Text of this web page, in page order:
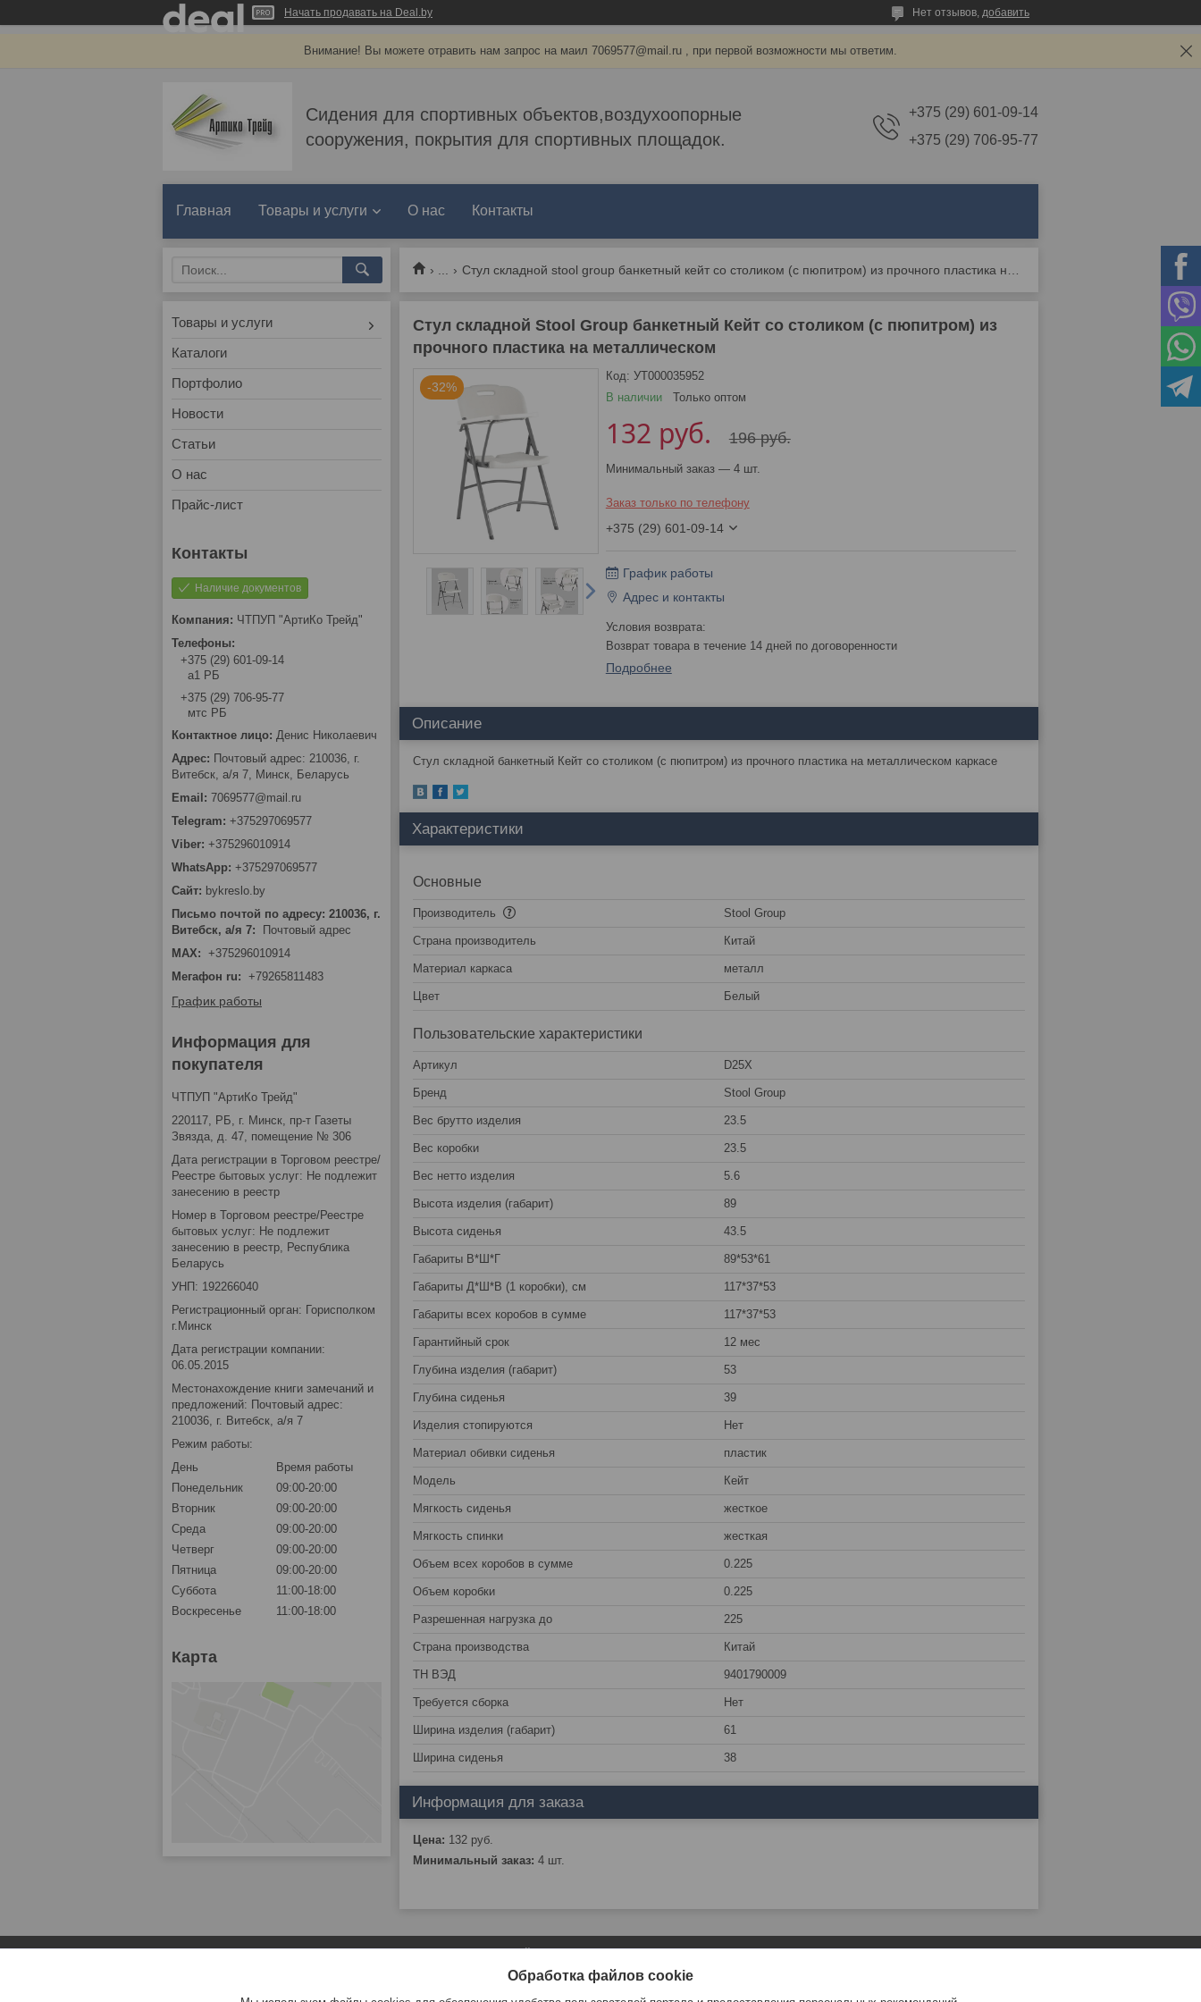
Начать продавать на Deal.by Нет отзывов, добавить
Внимание! Вы можете отравить нам запрос на маил 7069577@mail.ru , при первой возможности мы ответим.
Сидения для спортивных объектов,воздухоопорные
сооружения, покрытия для спортивных площадок.
+375 (29) 601-09-14
+375 (29) 706-95-77
Главная Товары и услуги О нас Контакты
Стул складной Stool Group банкетный Кейт со столиком (с пюпитром) из
прочного пластика на металлическом
-32%
В наличии Только оптом
Код: УТ000035952
196руб.
132 руб.
Минимальный заказ — 4 шт.
Заказ только по телефону
+375 (29) 601-09-14
График работы
Адрес и контакты
возврат товара в течение 14 дней по договоренности
Подробнее
Описание
Стул складной банкетный Кейт со столиком (с пюпитром) из прочного пластика на металлическом каркасе
Характеристики
Основные
Производитель Stool Group
Страна производитель Китай
Материал каркаса металл
Цвет Белый
Пользовательские характеристики
Артикул D25X
Бренд Stool Group
Вес брутто изделия 23.5
Вес коробки 23.5
Вес нетто изделия 5.6
Высота изделия (габарит) 89
Высота сиденья 43.5
Габариты В*Ш*Г 89*53*61
Габариты Д*Ш*В (1 коробки), см 117*37*53
Габариты всех коробов в сумме 117*37*53
Гарантийный срок 12 мес
Глубина изделия (габарит) 53
Глубина сиденья 39
Изделия стопируются Нет
Материал обивки сиденья пластик
Модель Кейт
Мягкость сиденья жесткое
Мягкость спинки жесткая
Объем всех коробов в сумме 0.225
Объем коробки 0.225
Разрешенная нагрузка до 225
Страна производства Китай
ТН ВЭД 9401790009
Требуется сборка Нет
Ширина изделия (габарит) 61
Ширина сиденья 38
Информация для заказа
Цена: 132 руб.
Минимальный заказ: 4 шт.
Товары и услуги
Каталоги
Портфолио
Новости
Статьи
О нас
Прайс-лист
Наличие документов
ЧТПУП "АртиКо Трейд"
+375 (29) 601-09-14
а1 РБ
+375 (29) 706-95-77
мтс РБ
Денис Николаевич
Почтовый адрес: 210036, г.
Витебск, а/я 7, Минск, Беларусь
7069577@mail.ru
+375297069577
+375296010914
+375297069577
bykreslo.by
Письмо почтой по адресу: 210036, г.
Витебск, а/я 7
Почтовый адрес
MAX
+375296010914
Мегафон ru
+79265811483
График работы
Информация для
покупателя
ЧТПУП "АртиКо Трейд"
220117, РБ, г. Минск, пр-т Газеты
Звязда, д. 47, помещение № 306
Дата регистрации в Торговом реестре/
Реестре бытовых услуг: Не подлежит
занесению в реестр
Номер в Торговом реестре/Реестре
бытовых услуг: Не подлежит
занесению в реестр, Республика
Беларусь
УНП: 192266040
Регистрационный орган: Горисполком
г.Минск
Дата регистрации компании:
06.05.2015
Местонахождение книги замечаний и
предложений: Почтовый адрес:
210036, г. Витебск, а/я 7
Режим работы:
День
Время работы
Понедельник
09:00-20:00
Вторник
09:00-20:00
Среда
09:00-20:00
Четверг
09:00-20:00
Пятница
09:00-20:00
Суббота
11:00-18:00
Воскресенье
11:00-18:00
Карта
Сайт создан на платформе Deal.by
Политика обработки файлов cookies
Обработка файлов cookie
ЧТПУП "АртиКо Трейд" |